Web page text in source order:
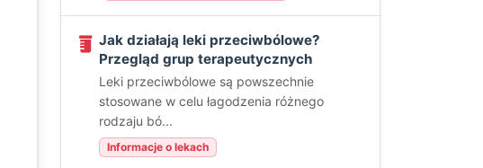
Jak działają leki przeciwbólowe?
Przegląd grup terapeutycznych
Leki przeciwbólowe są powszechnie
stosowane w celu łagodzenia różnego
rodzaju bó...
Informacje o lekach